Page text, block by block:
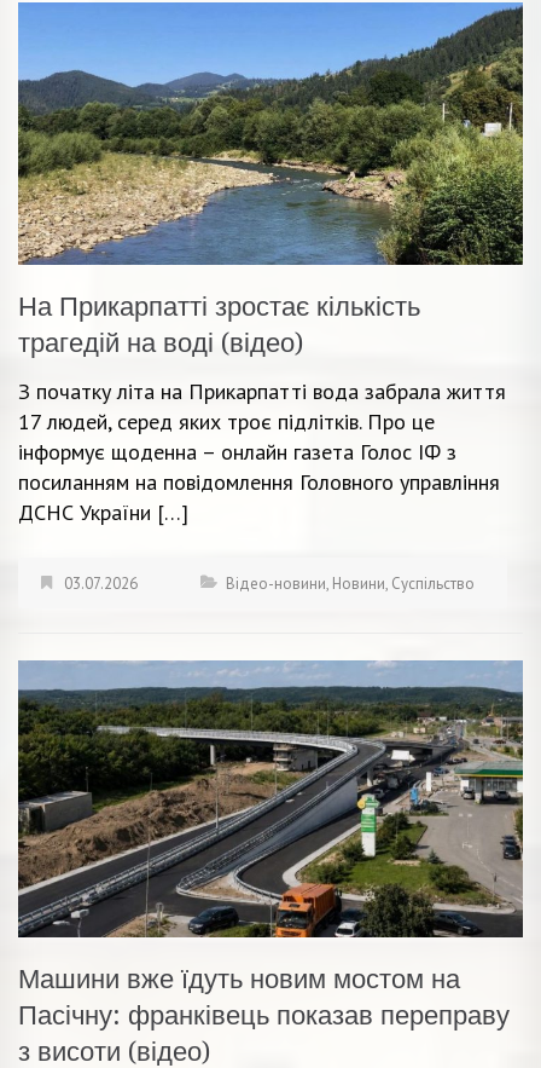
На Прикарпатті зростає кількість
трагедій на воді (відео)
З початку літа на Прикарпатті вода забрала життя
17 людей, серед яких троє підлітків. Про це
інформує щоденна – онлайн газета Голос ІФ з
посиланням на повідомлення Головного управління
ДСНС України […]
03.07.2026 Відео-новини, Новини, Суспільство
Машини вже їдуть новим мостом на
Пасічну: франківець показав переправу
з висоти (відео)